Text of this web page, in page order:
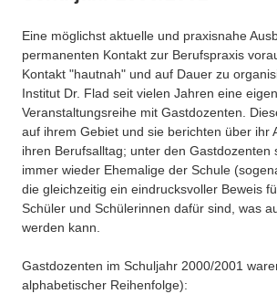
Besonderheiten
Projekte
Eduthek
Der Institutskalender
QM-Zertifizierung nach SGB III / AZAV
Unsere Linktipps
Benzolring-Archiv
Eine möglichst aktuelle und praxisnahe
permanenten Kontakt zur Berufspraxis
Kontakt "hautnah" und auf Dauer zu
Institut Dr. Flad seit vielen Jahren eine
Veranstaltungsreihe mit Gastdozenten.
auf ihrem Gebiet und sie berichten über ihr
ihren Berufsalltag; unter den Gastdozenten
immer wieder Ehemalige der Schule
die gleichzeitig ein eindrucksvoller Beweis
Schüler und Schülerinnen dafür sind, was
werden kann.
Gastdozenten im Schuljahr 2000/2001
alphabetischer Reihenfolge):